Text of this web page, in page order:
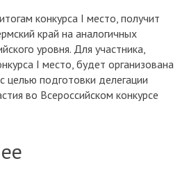
конкурса I место, получит
край на аналогичных
уровня. Для участника,
I место, будет организована
подготовки делегации
во Всероссийском конкурсе